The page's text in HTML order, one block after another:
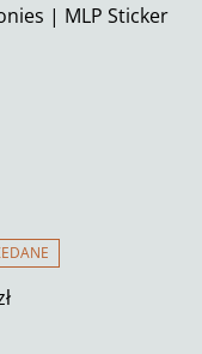
| MLP Sticker